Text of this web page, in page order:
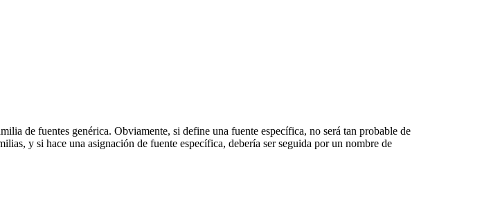
de fuentes genérica. Obviamente, si define una fuente específica, no será tan probable de
y si hace una asignación de fuente específica, debería ser seguida por un nombre de